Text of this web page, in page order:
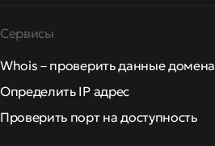
Сервисы
Whois – проверить данные домена
Определить IP адрес
Проверить порт на доступность